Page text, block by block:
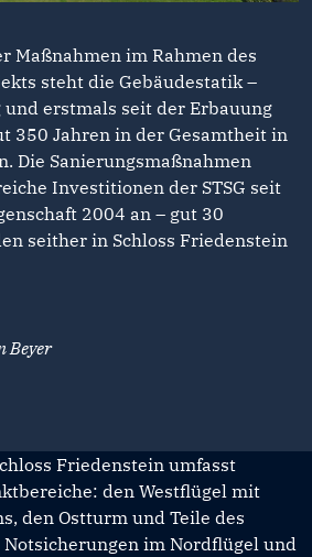
Maßnahmen im Rahmen des
steht die Gebäudestatik –
erstmals seit der Erbauung
350 Jahren in der Gesamtheit in
Die Sanierungsmaßnahmen
Investitionen der STSG seit
2004 an – gut 30
seither in Schloss Friedenstein
Beyer
Friedenstein umfasst
den Westflügel mit
den Ostturm und Teile des
im Nordflügel und